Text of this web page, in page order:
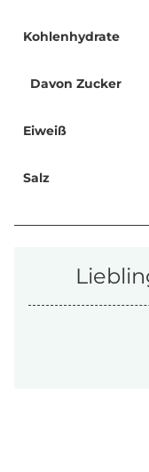
Kohlenhydrate
Davon Zucker
Eiweiß
Salz